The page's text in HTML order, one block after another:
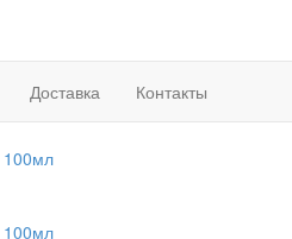
Доставка Контакты